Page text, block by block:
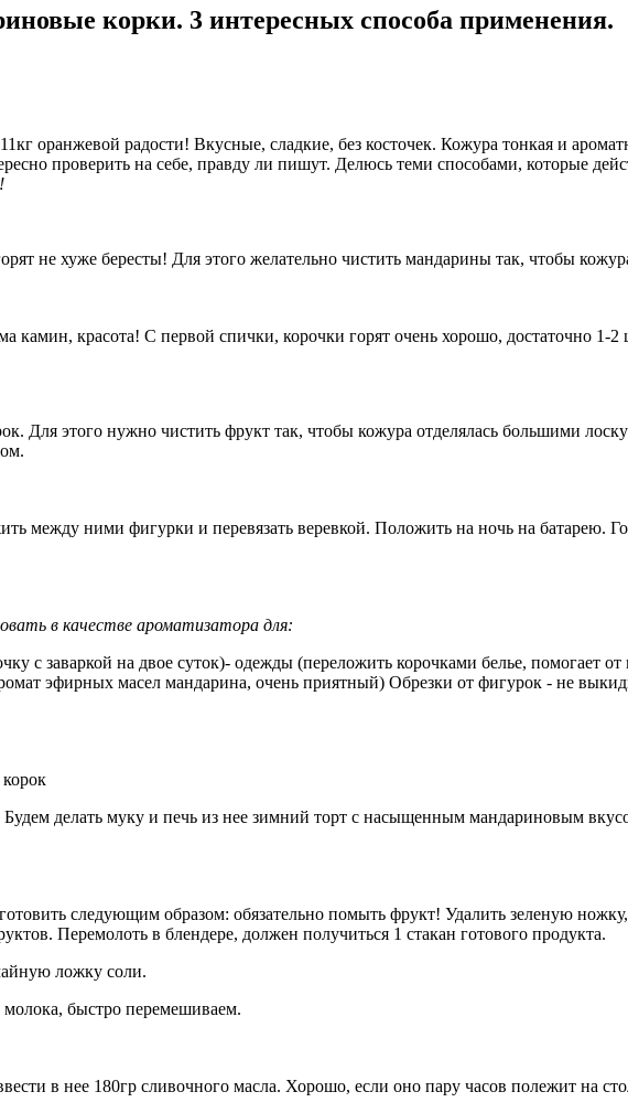
корки. 3 интересных способа применения.
оранжевой радости! Вкусные, сладкие, без косточек. Кожура тонкая и
проверить на себе, правду ли пишут. Делюсь теми способами, которые
не хуже бересты! Для этого желательно чистить мандарины так, чтобы
камин, красота! С первой спички, корочки горят очень хорошо, достаточно
Для этого нужно чистить фрукт так, чтобы кожура отделялась большими
между ними фигурки и перевязать веревкой. Положить на ночь на
в качестве ароматизатора для:
с заваркой на двое суток)- одежды (переложить корочками белье, помогает
эфирных масел мандарина, очень приятный) Обрезки от фигурок - не
делать муку и печь из нее зимний торт с насыщенным мандариновым
следующим образом: обязательно помыть фрукт! Удалить зеленую
Перемолоть в блендере, должен получиться 1 стакан готового продукта.
ложку соли.
быстро перемешиваем.
в нее 180гр сливочного масла. Хорошо, если оно пару часов полежит на